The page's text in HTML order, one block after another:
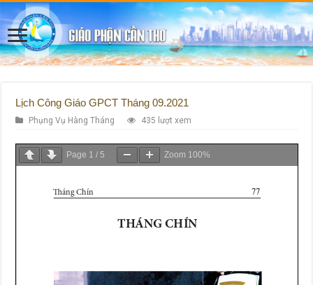
Lịch Công Giáo GPCT Tháng 09.2021
Phụng Vụ Hàng Tháng 435 lượt xem
Page 1 /5 Zoom 100%